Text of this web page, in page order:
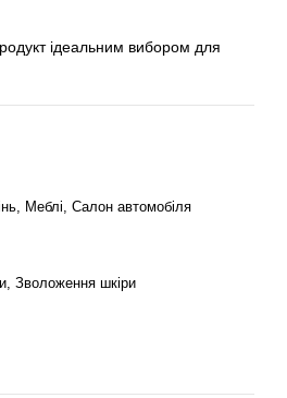
ідеальним вибором для
Меблі, Салон автомобіля
Зволоження шкіри